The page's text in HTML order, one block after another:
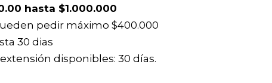
hasta $1.000.000
pedir máximo $400.000
30 dias
disponibles: 30 días.